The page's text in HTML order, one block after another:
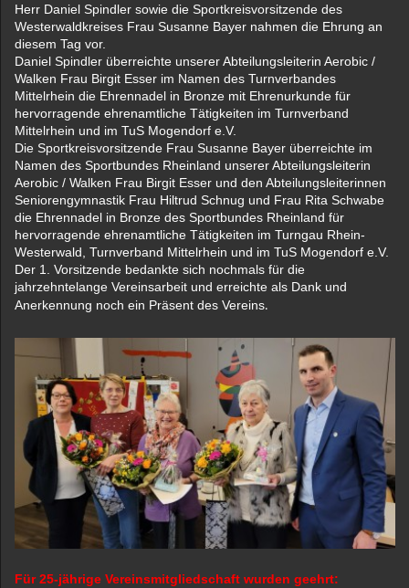
Herr Daniel Spindler sowie die Sportkreisvorsitzende des
Westerwaldkreises Frau Susanne Bayer nahmen die Ehrung an
diesem Tag vor.
Daniel Spindler überreichte unserer Abteilungsleiterin Aerobic /
Walken Frau Birgit Esser im Namen des Turnverbandes
Mittelrhein die Ehrennadel in Bronze mit Ehrenurkunde für
hervorragende ehrenamtliche Tätigkeiten im Turnverband
Mittelrhein und im TuS Mogendorf e.V.
Die Sportkreisvorsitzende Frau Susanne Bayer überreichte im
Namen des Sportbundes Rheinland unserer Abteilungsleiterin
Aerobic / Walken Frau Birgit Esser und den Abteilungsleiterinnen
Seniorengymnastik Frau Hiltrud Schnug und Frau Rita Schwabe
die Ehrennadel in Bronze des Sportbundes Rheinland für
hervorragende ehrenamtliche Tätigkeiten im Turngau Rhein-
Westerwald, Turnverband Mittelrhein und im TuS Mogendorf e.V.
Der 1. Vorsitzende bedankte sich nochmals für die
jahrzehntelange Vereinsarbeit und erreichte als Dank und
Anerkennung noch ein Präsent des Vereins.
Für 25-jährige Vereinsmitgliedschaft wurden geehrt: